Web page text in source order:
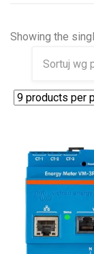
Showing the